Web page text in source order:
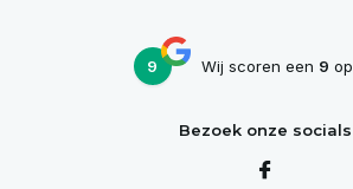
9 Wij scoren een 9 op
Bezoek onze socials